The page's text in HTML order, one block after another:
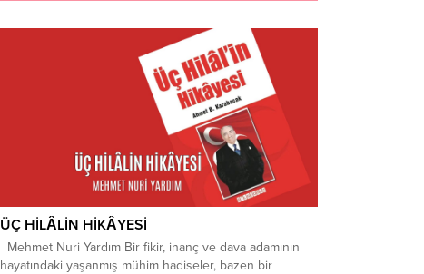
ÜÇ HİLÂLİN HİKÂYESİ
Mehmet Nuri Yardım Bir fikir, inanç ve dava adamının
hayatındaki yaşanmış mühim hadiseler, bazen bir